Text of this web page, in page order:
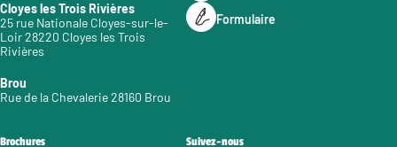
Cloyes les Trois Rivières
25 rue Nationale Cloyes-sur-le-
Loir 28220 Cloyes les Trois
Rivières
Brou
Rue de la Chevalerie 28160 Brou
Formulaire
Brochures Suivez-nous